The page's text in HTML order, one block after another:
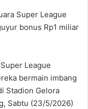
Super League
bonus Rp1 miliar
League
bermain imbang
Stadion Gelora
Sabtu (23/5/2026)